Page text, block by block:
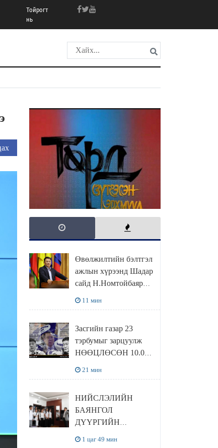
Тойрогт
нь
Өвөлжилтийн бэлтгэл
ажлын хүрээнд Шадар
сайд Н.Номтойбаяр
11 мин
Засгийн газар 23
тэрбумыг зарцуулж
НӨӨЦЛӨСӨН 10.000
21 мин
НИЙСЛЭЛИЙН
БАЯНГОЛ
ДҮҮРГИЙН
1 цаг 49 мин